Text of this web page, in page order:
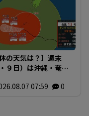
休の天気は？】週末
・９日）は沖縄・奄美
台風接近に伴い大荒
想 西日本・東海地
07:59 0